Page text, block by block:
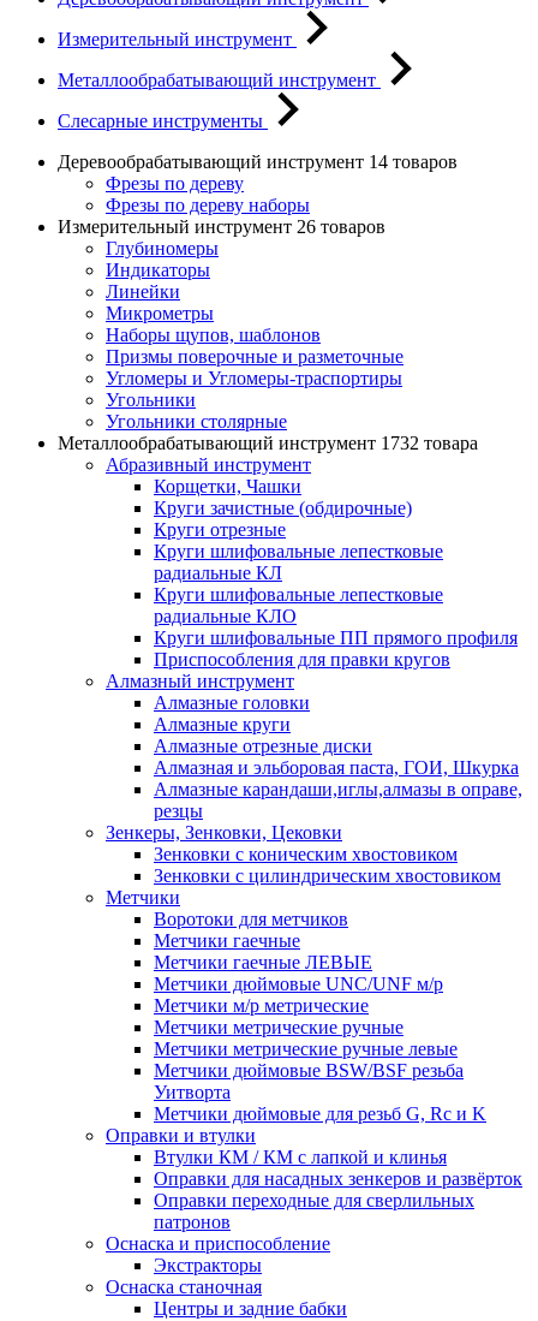
Измерительный инструмент
Металлообрабатывающий инструмент
Слесарные инструменты
Деревообрабатывающий инструмент 14 товаров
Фрезы по дереву
Фрезы по дереву наборы
Измерительный инструмент 26 товаров
Глубиномеры
Индикаторы
Линейки
Микрометры
Наборы щупов, шаблонов
Призмы поверочные и разметочные
Угломеры и Угломеры-траспортиры
Угольники
Угольники столярные
Металлообрабатывающий инструмент 1732 товара
Абразивный инструмент
Корщетки, Чашки
Круги зачистные (обдирочные)
Круги отрезные
Круги шлифовальные лепестковые
радиальные КЛ
Круги шлифовальные лепестковые
радиальные КЛО
Круги шлифовальные ПП прямого профиля
Приспособления для правки кругов
Алмазный инструмент
Алмазные головки
Алмазные круги
Алмазные отрезные диски
Алмазная и эльборовая паста, ГОИ, Шкурка
Алмазные карандаши,иглы,алмазы в оправе,
резцы
Зенкеры, Зенковки, Цековки
Зенковки с коническим хвостовиком
Зенковки с цилиндрическим хвостовиком
Метчики
Воротоки для метчиков
Метчики гаечные
Метчики гаечные ЛЕВЫЕ
Метчики дюймовые UNC/UNF м/р
Метчики м/р метрические
Метчики метрические ручные
Метчики метрические ручные левые
Метчики дюймовые BSW/BSF резьба
Уитворта
Метчики дюймовые для резьб G, Rc и K
Оправки и втулки
Втулки КМ / КМ с лапкой и клинья
Оправки для насадных зенкеров и развёрток
Оправки переходные для сверлильных
патронов
Оснаска и приспособление
Экстракторы
Оснаска станочная
Центры и задние бабки